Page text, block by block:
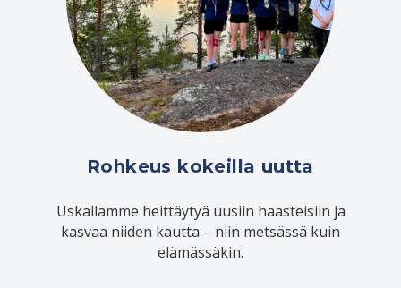
Rohkeus kokeilla uutta
Uskallamme heittäytyä uusiin haasteisiin ja
kasvaa niiden kautta – niin metsässä kuin
elämässäkin.